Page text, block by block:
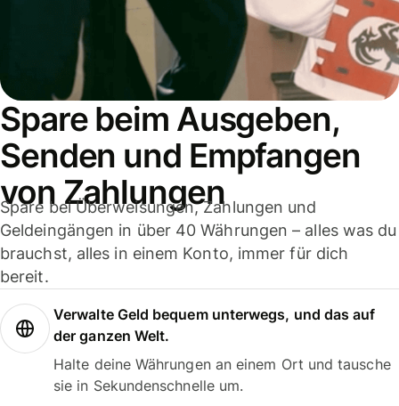
Spare beim Ausgeben,
Senden und Empfangen
von Zahlungen
Spare bei Überweisungen, Zahlungen und
Geldeingängen in über 40 Währungen – alles was du
brauchst, alles in einem Konto, immer für dich
bereit.
Verwalte Geld bequem unterwegs, und das auf
der ganzen Welt.
Halte deine Währungen an einem Ort und tausche
sie in Sekundenschnelle um.